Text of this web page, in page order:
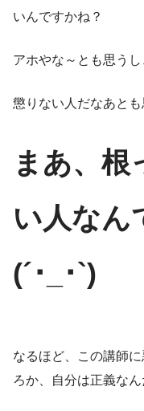
いんですかね？
アホやな～とも思うし
懲りない人だなあとも
まあ、根
い人なん
(´･_･`)
なるほど、この講師
ろか、自分は正義なん